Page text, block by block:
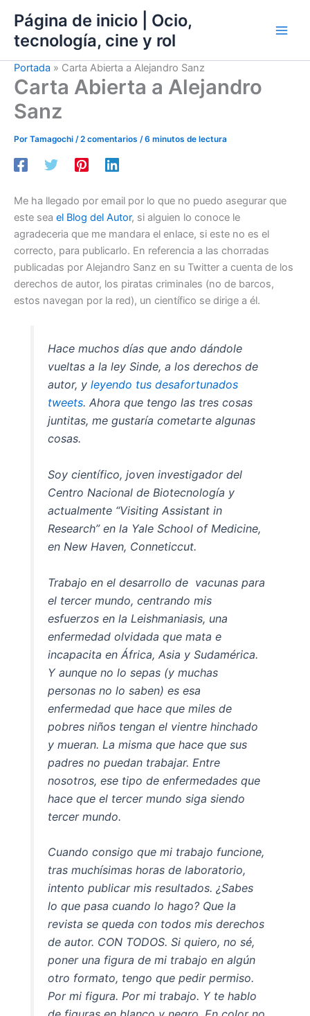
contenido
Página de inicio | Ocio,
tecnología, cine y rol
Portada » Carta Abierta a Alejandro Sanz
Carta Abierta a Alejandro
Sanz
Por Tamagochi /2 comentarios /6 minutos de lectura
Me ha llegado por email por lo que no puedo asegurar que
este sea el Blog del Autor, si alguien lo conoce le
agradeceria que me mandara el enlace, si este no es el
correcto, para publicarlo. En referencia a las chorradas
publicadas por Alejandro Sanz en su Twitter a cuenta de los
derechos de autor, los piratas criminales (no de barcos,
estos navegan por la red), un científico se dirige a él.
Hace muchos días que ando dándole
vueltas a la ley Sinde, a los derechos de
autor, yleyendo tus desafortunados
tweets. Ahora que tengo las tres cosas
juntitas, me gustaría cometarte algunas
cosas.
Soy científico, joven investigador del
Centro Nacional de Biotecnología y
actualmente “Visiting Assistant in
Research” en la Yale School of Medicine,
en New Haven, Conneticcut.
Trabajo en el desarrollo de vacunas para
el tercer mundo, centrando mis
esfuerzos en la Leishmaniasis, una
enfermedad olvidada que mata e
incapacita en África, Asia y Sudamérica.
Y aunque no lo sepas (y muchas
personas no lo saben) es esa
enfermedad que hace que miles de
pobres niños tengan el vientre hinchado
y mueran. La misma que hace que sus
padres no puedan trabajar. Entre
nosotros, ese tipo de enfermedades que
hace que el tercer mundo siga siendo
tercer mundo.
Cuando consigo que mi trabajo funcione,
tras muchísimas horas de laboratorio,
intento publicar mis resultados. ¿Sabes
lo que pasa cuando lo hago? Que la
revista se queda con todos mis derechos
de autor. CON TODOS. Si quiero, no sé,
poner una figura de mi trabajo en algún
otro formato, tengo que pedir permiso.
Por mi figura. Por mi trabajo. Y te hablo